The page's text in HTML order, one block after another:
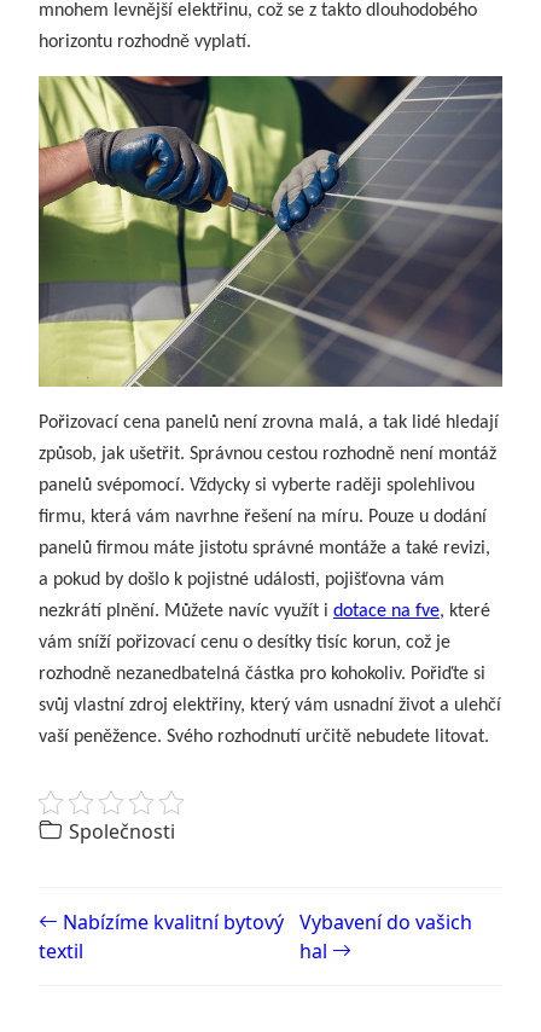
mnohem levnější elektřinu, což se z takto dlouhodobého
horizontu rozhodně vyplatí.
Pořizovací cena panelů není zrovna malá, a tak lidé hledají
způsob, jak ušetřit. Správnou cestou rozhodně není montáž
panelů svépomocí. Vždycky si vyberte raději spolehlivou
firmu, která vám navrhne řešení na míru. Pouze u dodání
panelů firmou máte jistotu správné montáže a také revizi,
a pokud by došlo k pojistné události, pojišťovna vám
nezkrátí plnění. Můžete navíc využít i dotace na fve, které
vám sníží pořizovací cenu o desítky tisíc korun, což je
rozhodně nezanedbatelná částka pro kohokoliv. Pořiďte si
svůj vlastní zdroj elektřiny, který vám usnadní život a ulehčí
vaší peněžence. Svého rozhodnutí určitě nebudete litovat.
Společnosti
Post navigation
Nabízíme kvalitní bytový
textil
Vybavení do vašich
hal